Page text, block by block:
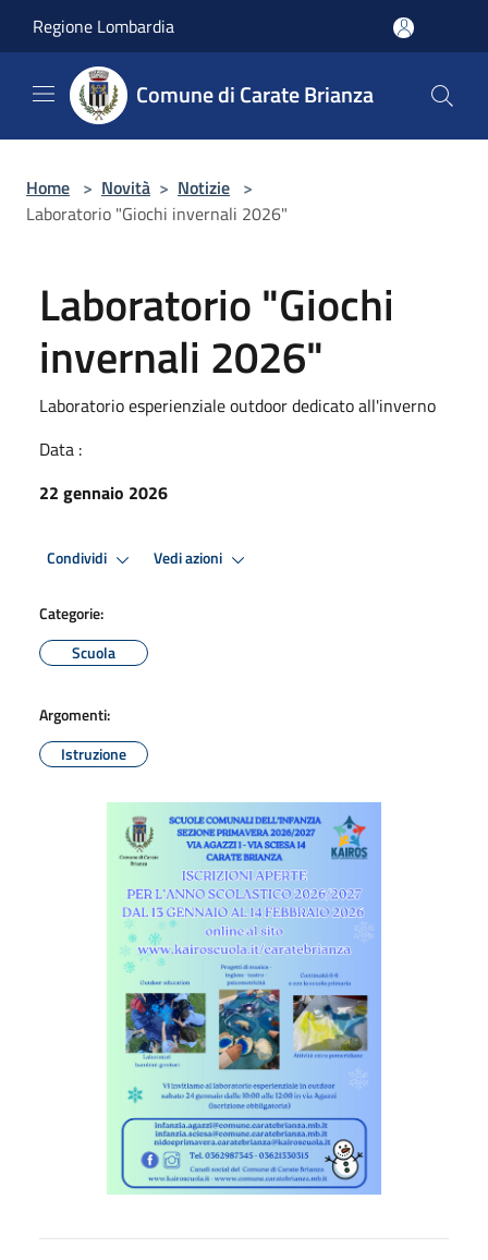
Regione Lombardia
Comune di Carate Brianza
Home > Novità > Notizie >
Laboratorio "Giochi invernali 2026"
Laboratorio "Giochi
invernali 2026"
Laboratorio esperienziale outdoor dedicato all'inverno
Data :
22 gennaio 2026
Condividi Vedi azioni
Categorie:
Scuola
Argomenti:
Istruzione